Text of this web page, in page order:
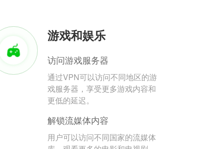
游戏和娱乐
访问游戏服务器
通过VPN可以访问不同地区的游
戏服务器，享受更多游戏内容和
更低的延迟。
解锁流媒体内容
用户可以访问不同国家的流媒体